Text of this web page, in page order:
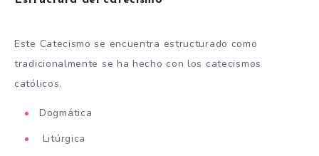
Este Catecismo se encuentra estructurado como
tradicionalmente se ha hecho con los catecismos
católicos.
Dogmática
Litúrgica